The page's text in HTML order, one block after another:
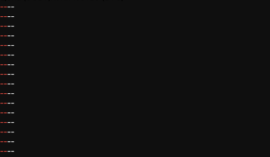
----
----
----
----
----
----
----
----
----
----
----
----
----
----
----
----